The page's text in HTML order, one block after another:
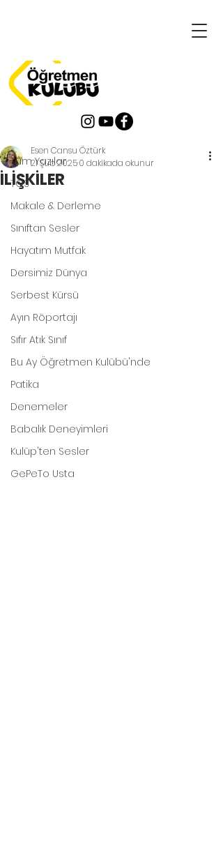
Tüm Yazılar
TOS
Makale & Derleme
Sınıftan Sesler
Hayatım Mutfak
Dersimiz Dünya
Serbest Kürsü
Ayın Röportajı
Sıfır Atık Sınıf
Bu Ay Öğretmen Kulübü'nde
Patika
Denemeler
Babalık Deneyimleri
Kulüp'ten Sesler
GePeTo Usta
İLİŞKİLER
Esen Cansu Öztürk
21 Şub 20250 dakikada okunur